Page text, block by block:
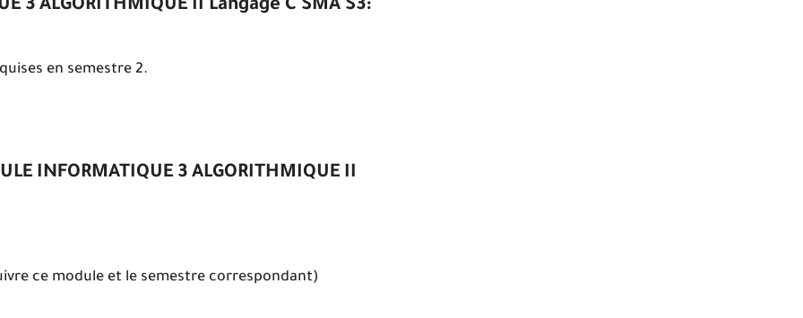
3 ALGORITHMIQUE II Langage C SMA S3:
en semestre 2.
INFORMATIQUE 3 ALGORITHMIQUE II
ce module et le semestre correspondant)